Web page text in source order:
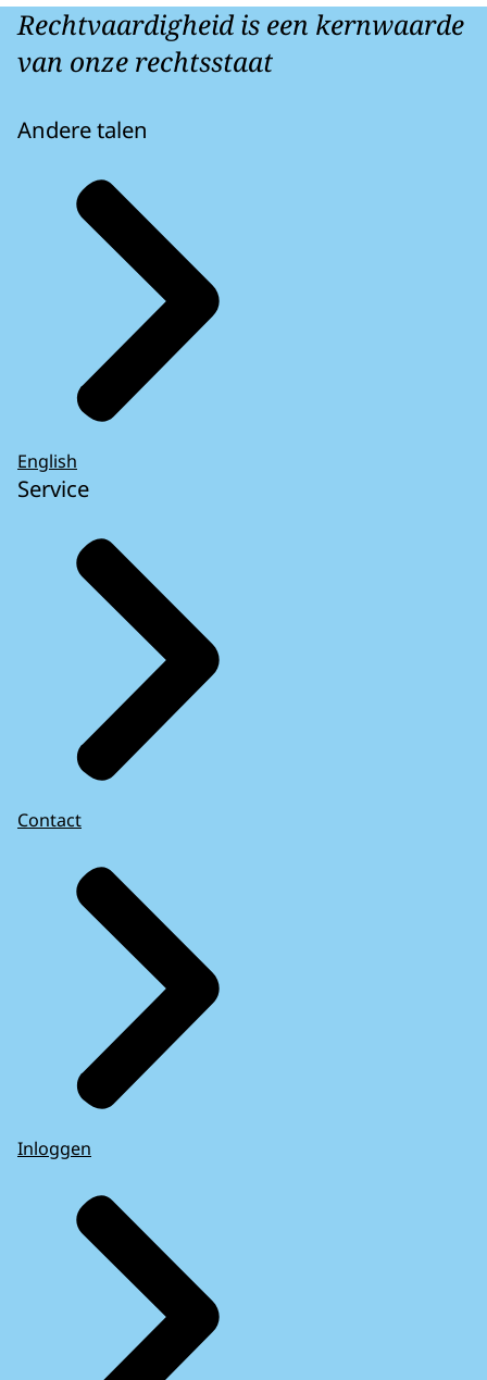
Rechtvaardigheid is een kernwaarde
van onze rechtsstaat
Andere talen
English
Service
Contact
Inloggen